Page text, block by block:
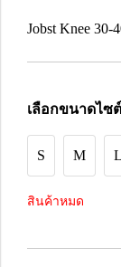
Jobst Knee
เลือกขนาดไซต์
S M L
สินค้าหมด